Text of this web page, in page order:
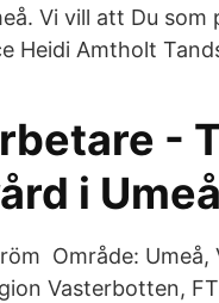
Vi vill att Du som
Heidi Amtholt
-
i Umeå
Område: Umeå,
Vasterbotten,